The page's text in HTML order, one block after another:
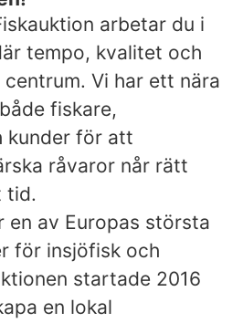
arbetar du i
tempo, kvalitet och
Vi har ett nära
fiskare,
kunder för att
råvaror når rätt
tid.
en av Europas största
för insjöfisk och
startade 2016
en lokal